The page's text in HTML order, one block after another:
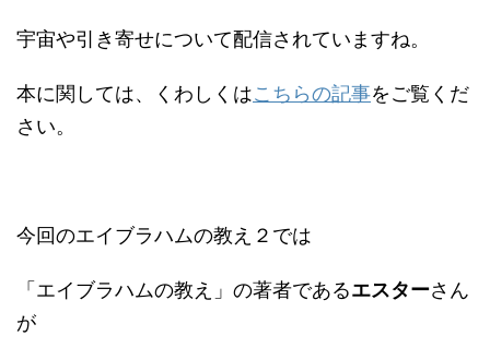
宇宙や引き寄せについて配信されていますね。
本に関しては、くわしくはこちらの記事をご覧くだ
さい。
今回のエイブラハムの教え２では
「エイブラハムの教え」の著者であるエスターさん
が